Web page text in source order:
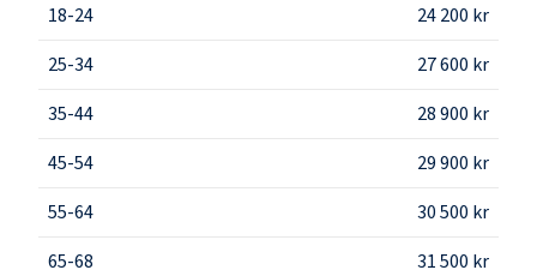
18-24
24 200 kr
25-34
27 600 kr
35-44
28 900 kr
45-54
29 900 kr
55-64
30 500 kr
65-68
31 500 kr